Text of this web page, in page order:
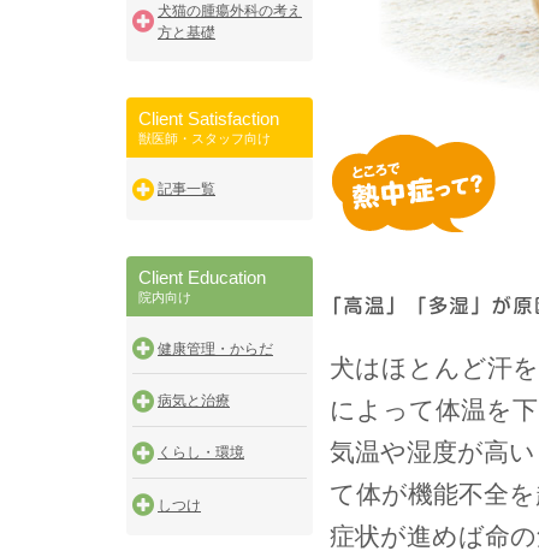
犬猫の腫瘍外科の考え
方と基礎
Client Satisfaction
獣医師・スタッフ向け
記事一覧
Client Education
院内向け
健康管理・からだ
病気と治療
くらし・環境
しつけ
犬はほとんど汗
によって体温を
気温や湿度が高
て体が機能不全
症状が進めば命